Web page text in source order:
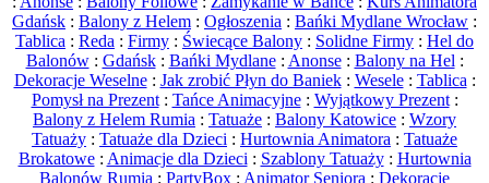
Gdańsk : Balony z Helem : Ogłoszenia : Bańki Mydlane Wrocław :
Tablica : Reda : Firmy : Świecące Balony : Solidne Firmy : Hel do
Balonów: Gdańsk: Bańki Mydlane: Anonse: Balony na Hel :
Dekoracje Weselne: Jak zrobić Płyn do Baniek: Wesele: Tablica :
Pomysł na Prezent: Tańce Animacyjne: Wyjątkowy Prezent:
Balony z Helem Rumia : Tatuaże : Balony Katowice : Wzory
Tatuaży : Tatuaże dla Dzieci : Hurtownia Animatora : Tatuaże
Brokatowe: Animacje dla Dzieci : Szablony Tatuaży: Hurtownia
Balonów Rumia : PartyBox : Animator Seniora : Dekoracje